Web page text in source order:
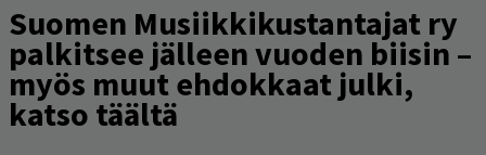
Suomen Musiikkikustantajat ry
palkitsee jälleen vuoden biisin –
myös muut ehdokkaat julki,
katso täältä